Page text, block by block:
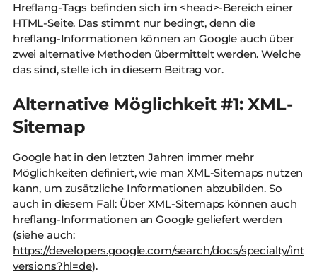
Hreflang-Tags befinden sich im <head>-Bereich einer
HTML-Seite. Das stimmt nur bedingt, denn die
hreflang-Informationen können an Google auch über
zwei alternative Methoden übermittelt werden. Welche
das sind, stelle ich in diesem Beitrag vor.
Alternative Möglichkeit #1: XML-
Sitemap
Google hat in den letzten Jahren immer mehr
Möglichkeiten definiert, wie man XML-Sitemaps nutzen
kann, um zusätzliche Informationen abzubilden. So
auch in diesem Fall: Über XML-Sitemaps können auch
hreflang-Informationen an Google geliefert werden
(siehe auch:
https://developers.google.com/search/docs/specialty/
versions?hl=de).